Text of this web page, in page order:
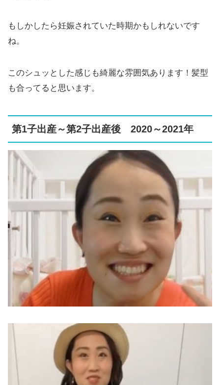
もしかしたら妊娠されていた時期かもしれないです
ね。
このシュッとした感じも綺麗な雰囲気あります！髪型
も合ってると思います。
第1子出産～第2子出産後 2020～2021年